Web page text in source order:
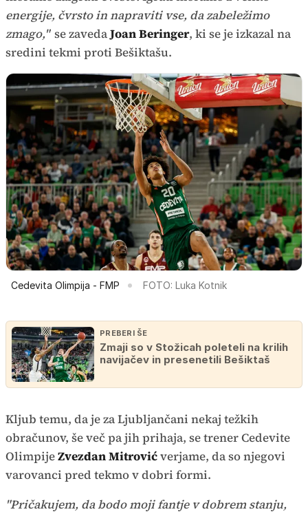
energije, čvrsto in napraviti vse, da zabeležimo
zmago," se zavedaJoan Beringer, ki se je izkazal na
sredini tekmi proti Bešiktašu.
Cedevita Olimpija - FMP FOTO: Luka Kotnik
PREBERI ŠE
Zmaji so v Stožicah poleteli na krilih
navijačev in presenetili Bešiktaš
Kljub temu, da je za Ljubljančani nekaj težkih
obračunov, še več pa jih prihaja, se trener Cedevite
OlimpijeZvezdan Mitrovićverjame, da so njegovi
varovanci pred tekmo v dobri formi.
"Pričakujem, da bodo moji fantje v dobrem stanju,